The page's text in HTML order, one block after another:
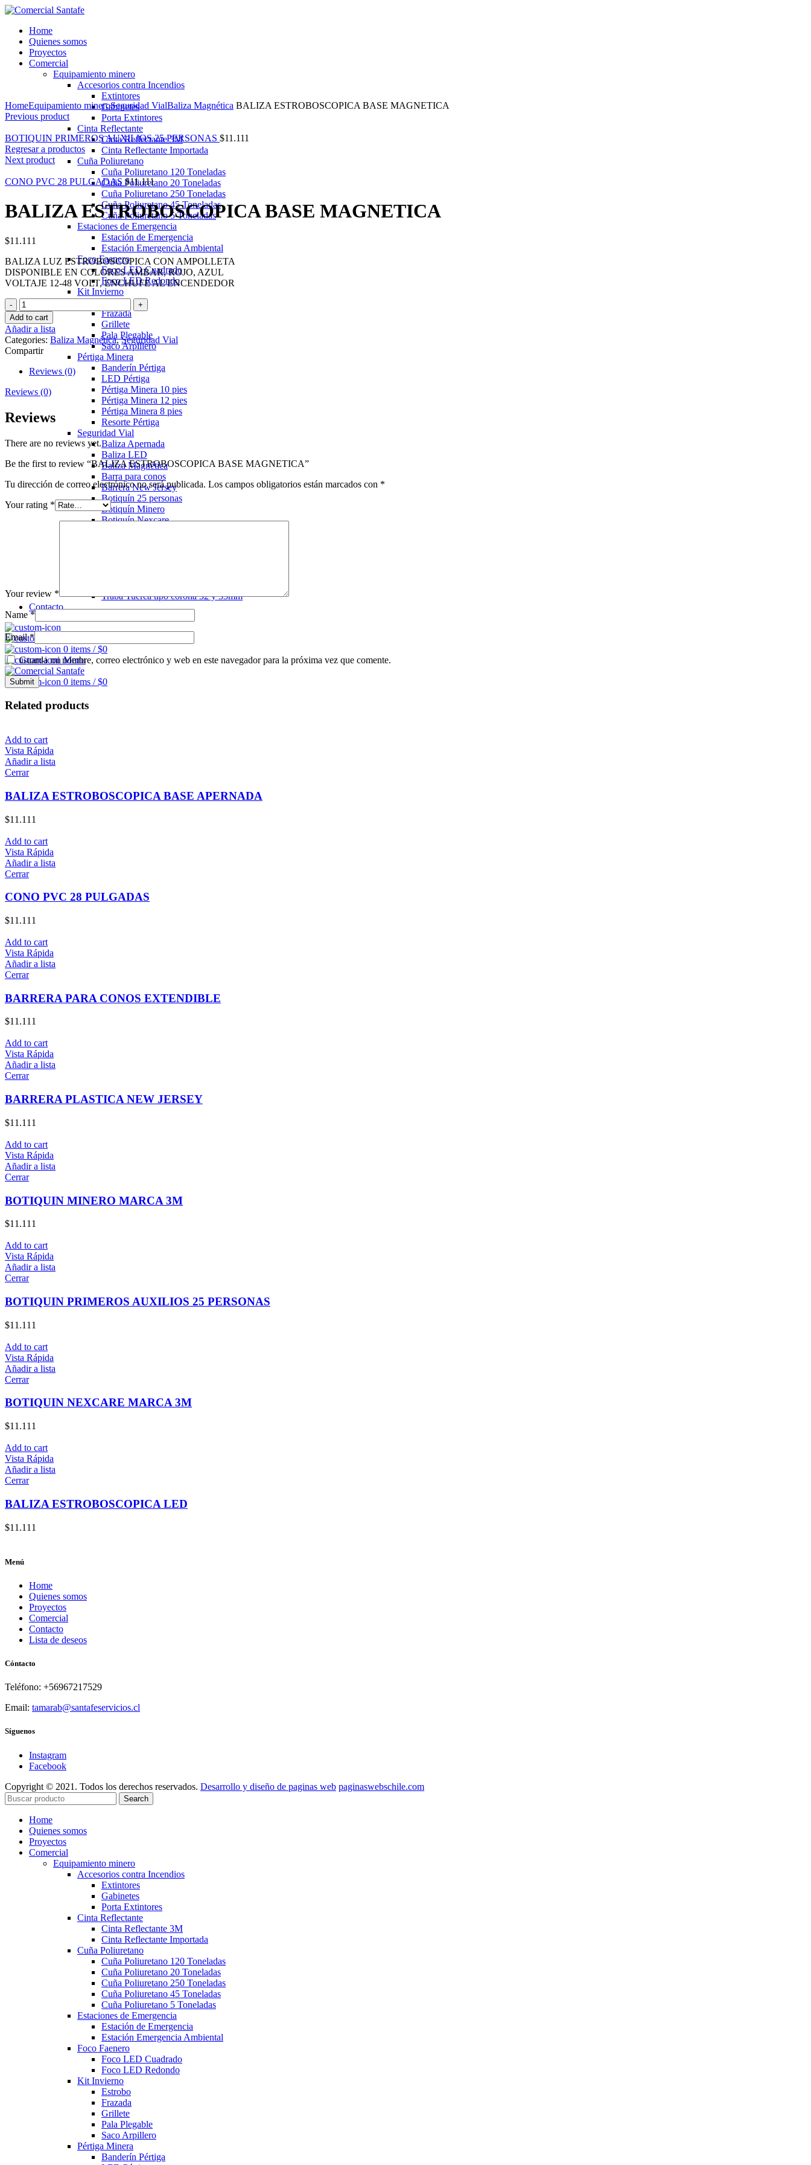
Home
Quienes somos
Proyectos
Comercial
Equipamiento minero
Accesorios contra Incendios
Extintores
Gabinetes
Porta Extintores
Cinta Reflectante
Cinta Reflectante 3M
Cinta Reflectante Importada
Cuña Poliuretano
Cuña Poliuretano 120 Toneladas
Cuña Poliuretano 20 Toneladas
Cuña Poliuretano 250 Toneladas
Cuña Poliuretano 45 Toneladas
Cuña Poliuretano 5 Toneladas
Estaciones de Emergencia
Estación de Emergencia
Estación Emergencia Ambiental
Foco Faenero
Foco LED Cuadrado
Foco LED Redondo
Kit Invierno
Estrobo
Frazada
Grillete
Pala Plegable
Saco Arpillero
Pértiga Minera
Banderín Pértiga
LED Pértiga
Pértiga Minera 10 pies
Pértiga Minera 12 pies
Pértiga Minera 8 pies
Resorte Pértiga
Seguridad Vial
Baliza Apernada
Baliza LED
Baliza Magnética
Barra para conos
Barrera New Jersey
Botiquín 25 personas
Botiquín Minero
Botiquín Nexcare
Traba Tuerca tipo corona 32 y 33mm
Contacto
0 items / $0
Menu
0 items / $0
HomeEquipamiento mineroSeguridad VialBaliza Magnética BALIZA ESTROBOSCOPICA BASE MAGNETICA
Previous product
BOTIQUIN PRIMEROS AUXILIOS 25 PERSONAS $11.111
Regresar a productos
Next product
CONO PVC 28 PULGADAS$11.111
BALIZA ESTROBOSCOPICA BASE MAGNETICA
$11.111
BALIZA LUZ ESTROBOSCOPICA CON AMPOLLETA
DISPONIBLE EN COLORES AMBAR, ROJO, AZUL
VOLTAJE 12-48 VOLT, ENCHUFE AL ENCENDEDOR
BALIZA
ESTROBOSCOPICA
BASE
MAGNETICA
quantity
Add to cart
Añadir a lista
Categories: Baliza Magnética, Seguridad Vial
Compartir
Reviews (0)
Reviews (0)
Reviews
There are no reviews yet.
Be the first to review “BALIZA ESTROBOSCOPICA BASE MAGNETICA”
Tu dirección de correo electrónico no será publicada. Los campos obligatorios están marcados con *
Your rating *
Your review *
Name*
Email*
Guarda mi nombre, correo electrónico y web en este navegador para la próxima vez que comente.
Related products
Add to cart
Vista Rápida
Añadir a lista
Cerrar
BALIZA ESTROBOSCOPICA BASE APERNADA
$11.111
Add to cart
Vista Rápida
Añadir a lista
Cerrar
CONO PVC 28 PULGADAS
$11.111
Add to cart
Vista Rápida
Añadir a lista
Cerrar
BARRERA PARA CONOS EXTENDIBLE
$11.111
Add to cart
Vista Rápida
Añadir a lista
Cerrar
BARRERA PLASTICA NEW JERSEY
$11.111
Add to cart
Vista Rápida
Añadir a lista
Cerrar
BOTIQUIN MINERO MARCA 3M
$11.111
Add to cart
Vista Rápida
Añadir a lista
Cerrar
BOTIQUIN PRIMEROS AUXILIOS 25 PERSONAS
$11.111
Add to cart
Vista Rápida
Añadir a lista
Cerrar
BOTIQUIN NEXCARE MARCA 3M
$11.111
Add to cart
Vista Rápida
Añadir a lista
Cerrar
BALIZA ESTROBOSCOPICA LED
$11.111
Menú
Home
Quienes somos
Proyectos
Comercial
Contacto
Lista de deseos
Cóntacto
Teléfono: +56967217529
Email: tamarab@santafeservicios.cl
Síguenos
Instagram
Facebook
Copyright © 2021. Todos los derechos reservados. Desarrollo y diseño de paginas web paginaswebschile.com
Search
Home
Quienes somos
Proyectos
Comercial
Equipamiento minero
Accesorios contra Incendios
Extintores
Gabinetes
Porta Extintores
Cinta Reflectante
Cinta Reflectante 3M
Cinta Reflectante Importada
Cuña Poliuretano
Cuña Poliuretano 120 Toneladas
Cuña Poliuretano 20 Toneladas
Cuña Poliuretano 250 Toneladas
Cuña Poliuretano 45 Toneladas
Cuña Poliuretano 5 Toneladas
Estaciones de Emergencia
Estación de Emergencia
Estación Emergencia Ambiental
Foco Faenero
Foco LED Cuadrado
Foco LED Redondo
Kit Invierno
Estrobo
Frazada
Grillete
Pala Plegable
Saco Arpillero
Pértiga Minera
Banderín Pértiga